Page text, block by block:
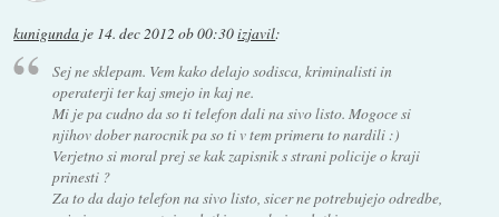
kunigunda je 14. dec 2012 ob 00:30izjavil:
Sej ne sklepam. Vem kako delajo sodisca, kriminalisti in
operaterji ter kaj smejo in kaj ne.
Mi je pa cudno da so ti telefon dali na sivo listo. Mogoce si
njihov dober narocnik pa so ti v tem primeru to nardili :)
Verjetno si moral prej se kak zapisnik s strani policije o kraji
prinesti ?
Za to da dajo telefon na sivo listo, sicer ne potrebujejo odredbe,